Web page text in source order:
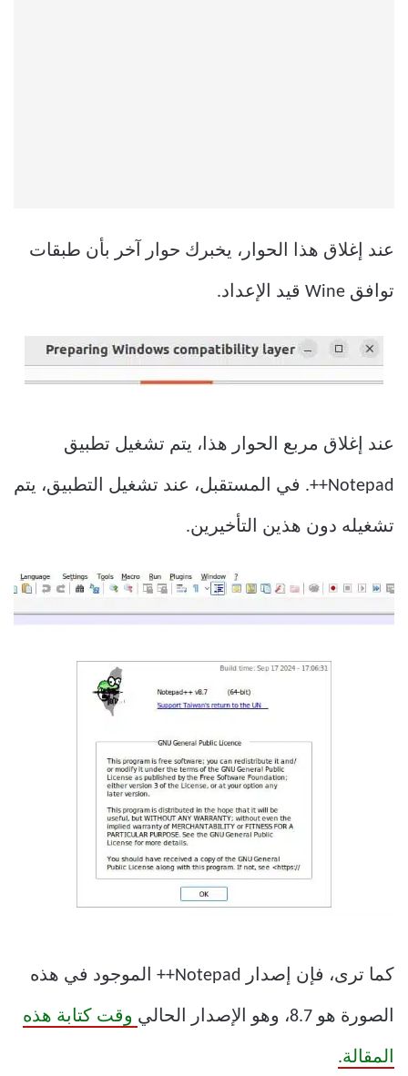
عند إغلاق هذا الحوار، يخبرك حوار آخر بأن طبقات
توافق Wine قيد الإعداد.
عند إغلاق مربع الحوار هذا، يتم تشغيل تطبيق
Notepad++. في المستقبل، عند تشغيل التطبيق، يتم
تشغيله دون هذين التأخيرين.
كما ترى، فإن إصدار Notepad++ الموجود في هذه
الصورة هو 8.7، وهو الإصدار الحالي وقت كتابة هذه
المقالة.